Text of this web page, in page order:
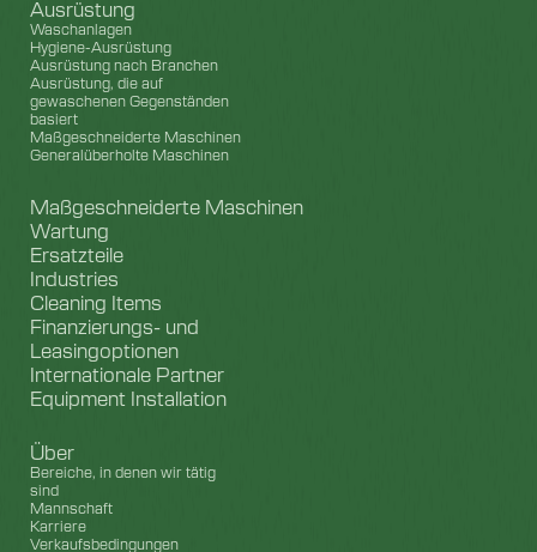
Ausrüstung
Waschanlagen
Hygiene-Ausrüstung
Ausrüstung nach Branchen
Ausrüstung, die auf
gewaschenen Gegenständen
basiert
Maßgeschneiderte Maschinen
Generalüberholte Maschinen
Maßgeschneiderte Maschinen
Wartung
Ersatzteile
Industries
Cleaning Items
Finanzierungs- und
Leasingoptionen
Internationale Partner
Equipment Installation
Über
Bereiche, in denen wir tätig
sind
Mannschaft
Karriere
Verkaufsbedingungen